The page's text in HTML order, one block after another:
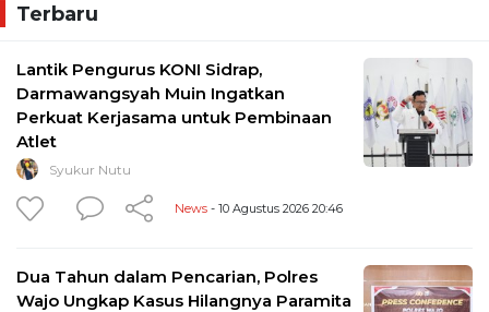
Terbaru
Lantik Pengurus KONI Sidrap,
Darmawangsyah Muin Ingatkan
Perkuat Kerjasama untuk Pembinaan
Atlet
Syukur Nutu
News - 10 Agustus 2026 20:46
Dua Tahun dalam Pencarian, Polres
Wajo Ungkap Kasus Hilangnya Paramita